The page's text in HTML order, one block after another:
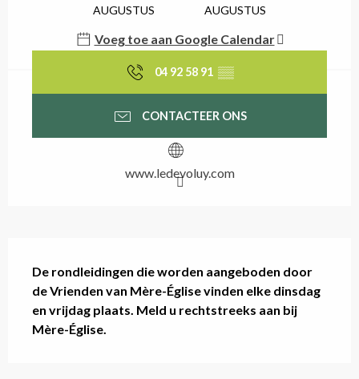
AUGUSTUS AUGUSTUS
Voeg toe aan Google Calendar
04 92 58 91 ▒▒
CONTACTEER ONS
www.ledevoluy.com
Beschrijving
De rondleidingen die worden aangeboden door
de Vrienden van Mère-Église vinden elke dinsdag
en vrijdag plaats. Meld u rechtstreeks aan bij
Mère-Église.